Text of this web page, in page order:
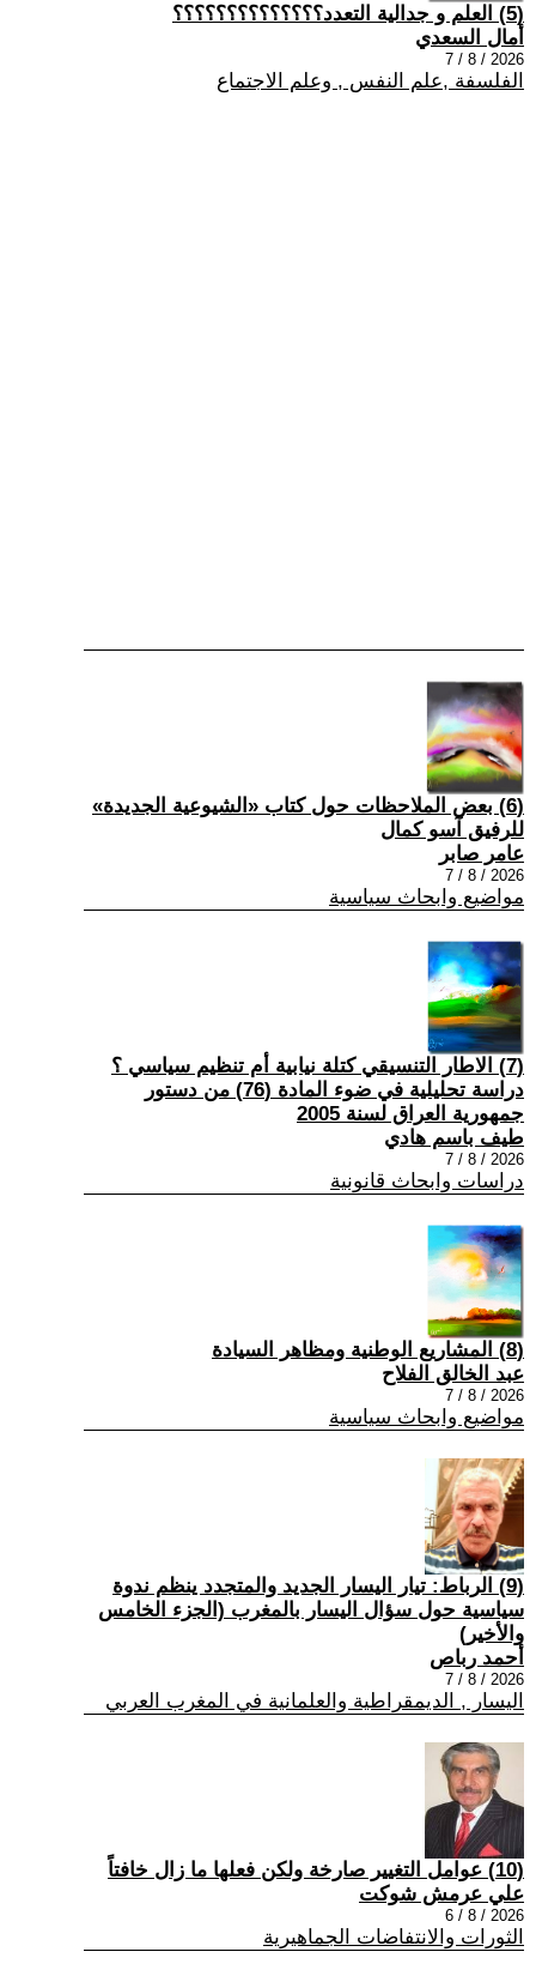
(5) العلم و جدالية التعدد؟؟؟؟؟؟؟؟؟؟؟؟؟؟
أمال السعدي
2026 / 8 / 7
الفلسفة ,علم النفس , وعلم الاجتماع
(6) بعض الملاحظات حول كتاب «الشيوعية الجديدة»
للرفيق آسو كمال
عامر صابر
2026 / 8 / 7
مواضيع وابحاث سياسية
(7) الاطار التنسيقي كتلة نيابية أم تنظيم سياسي ؟
دراسة تحليلية في ضوء المادة (76) من دستور
جمهورية العراق لسنة 2005
طيف باسم هادي
2026 / 8 / 7
دراسات وابحاث قانونية
(8) المشاريع الوطنية ومظاهر السيادة
عبد الخالق الفلاح
2026 / 8 / 7
مواضيع وابحاث سياسية
(9) الرباط: تيار اليسار الجديد والمتجدد ينظم ندوة
سياسية حول سؤال اليسار بالمغرب (الجزء الخامس
والأخير)
أحمد رباص
2026 / 8 / 7
اليسار , الديمقراطية والعلمانية في المغرب العربي
(10) عوامل التغيير صارخة ولكن فعلها ما زال خافتاً
علي عرمش شوكت
2026 / 8 / 6
الثورات والانتفاضات الجماهيرية